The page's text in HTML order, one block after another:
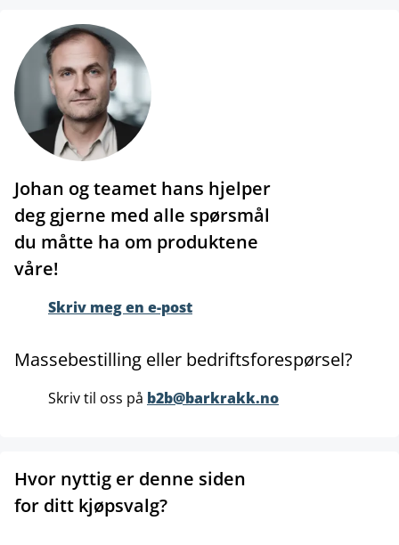
Johan og teamet hans hjelper
deg gjerne med alle spørsmål
du måtte ha om produktene
våre!
Skriv meg en e-post
Massebestilling eller bedriftsforespørsel?
Skriv til oss på b2b@barkrakk.no
Hvor nyttig er denne siden
for ditt kjøpsvalg?